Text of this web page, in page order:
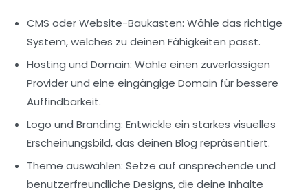
CMS oder Website-Baukasten: Wähle das richtige
System, welches zu deinen Fähigkeiten passt.
Hosting und Domain: Wähle einen zuverlässigen
Provider und eine eingängige Domain für bessere
Auffindbarkeit.
Logo und Branding: Entwickle ein starkes visuelles
Erscheinungsbild, das deinen Blog repräsentiert.
Theme auswählen: Setze auf ansprechende und
benutzerfreundliche Designs, die deine Inhalte